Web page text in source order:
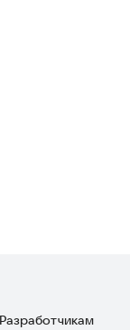
Разработчикам